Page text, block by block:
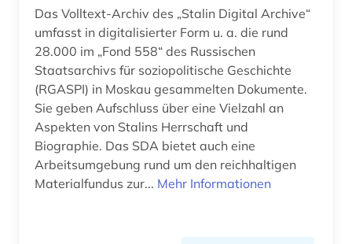
geschlechterrollen (1)
gus (3)
handschrift (1)
hebräisch (1)
heyne (1)
indikatoren (1)
Das Volltext-Archiv des „Stalin Digital Archive“
umfasst in digitalisierter Form u. a. die rund
28.000 im „Fond 558“ des Russischen
Staatsarchivs für soziopolitische Geschichte
(RGASPI) in Moskau gesammelten Dokumente.
Sie geben Aufschluss über eine Vielzahl an
Aspekten von Stalins Herrschaft und
Biographie. Das SDA bietet auch eine
Arbeitsumgebung rund um den reichhaltigen
Materialfundus zur... Mehr Informationen